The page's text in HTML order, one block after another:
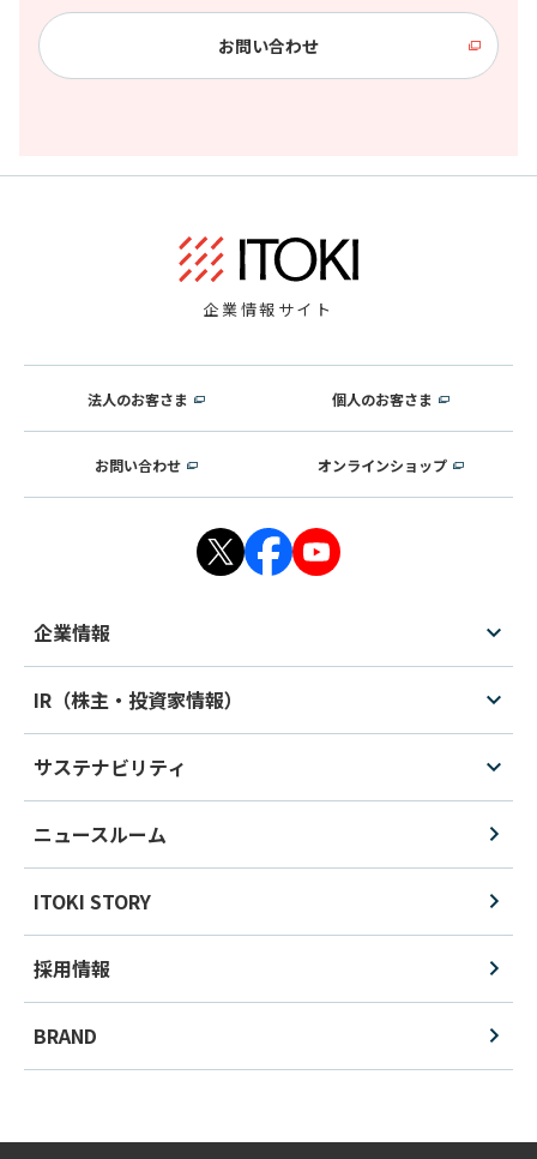
お問い合わせ
企業情報サイト
法人のお客さま 個人のお客さま
お問い合わせ オンラインショップ
企業情報
IR（株主・投資家情報）
サステナビリティ
ニュースルーム
ITOKI STORY
採用情報
BRAND